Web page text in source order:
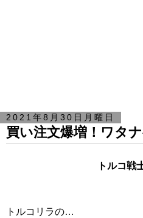
2021年8月30日月曜日
買い注文爆増！ワタ
トルコ戦
トルコリラの…